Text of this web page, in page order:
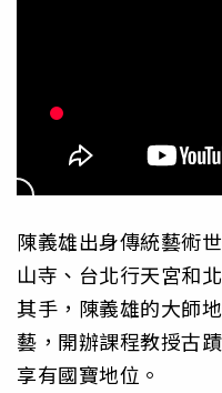
陳義雄出身傳統藝術
山寺、台北行天宮和
其手，陳義雄的大師
藝，開辦課程教授古
享有國寶地位。